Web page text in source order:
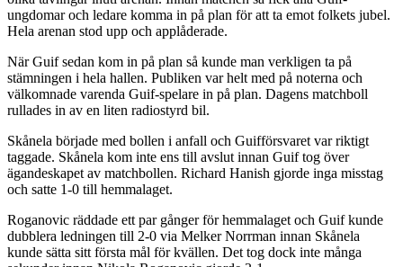
ungdomar och ledare komma in på plan för att ta emot folkets jubel.
Hela arenan stod upp och applåderade.
När Guif sedan kom in på plan så kunde man verkligen ta på
stämningen i hela hallen. Publiken var helt med på noterna och
välkomnade varenda Guif-spelare in på plan. Dagens matchboll
rullades in av en liten radiostyrd bil.
Skånela började med bollen i anfall och Guifförsvaret var riktigt
taggade. Skånela kom inte ens till avslut innan Guif tog över
ägandeskapet av matchbollen. Richard Hanish gjorde inga misstag
och satte 1-0 till hemmalaget.
Roganovic räddade ett par gånger för hemmalaget och Guif kunde
dubblera ledningen till 2-0 via Melker Norrman innan Skånela
kunde sätta sitt första mål för kvällen. Det tog dock inte många